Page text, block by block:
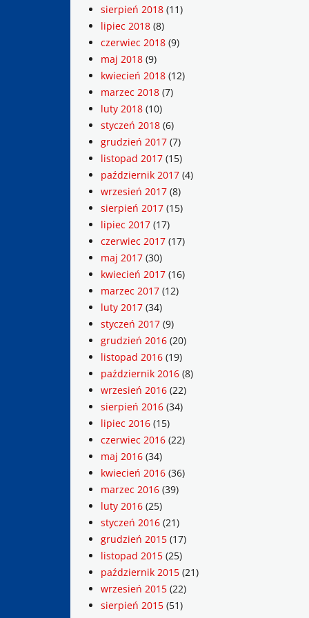
sierpień 2018 (11)
lipiec 2018 (8)
czerwiec 2018 (9)
maj 2018 (9)
kwiecień 2018 (12)
marzec 2018 (7)
luty 2018 (10)
styczeń 2018 (6)
grudzień 2017 (7)
listopad 2017 (15)
październik 2017 (4)
wrzesień 2017 (8)
sierpień 2017 (15)
lipiec 2017 (17)
czerwiec 2017 (17)
maj 2017 (30)
kwiecień 2017 (16)
marzec 2017 (12)
luty 2017 (34)
styczeń 2017 (9)
grudzień 2016 (20)
listopad 2016 (19)
październik 2016 (8)
wrzesień 2016 (22)
sierpień 2016 (34)
lipiec 2016 (15)
czerwiec 2016 (22)
maj 2016 (34)
kwiecień 2016 (36)
marzec 2016 (39)
luty 2016 (25)
styczeń 2016 (21)
grudzień 2015 (17)
listopad 2015 (25)
październik 2015 (21)
wrzesień 2015 (22)
sierpień 2015 (51)